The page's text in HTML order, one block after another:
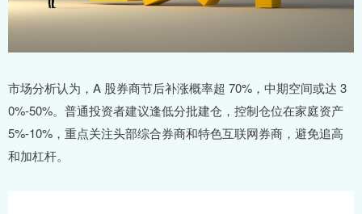
市场分析认为，A 股券商节后补涨概率超 70%，中期空间或达 3
0%-50%。普通投资者建议逢低分批建仓，控制仓位在家庭资产
5%-10%，重点关注头部综合券商和特色互联网券商，避免追高
和加杠杆。